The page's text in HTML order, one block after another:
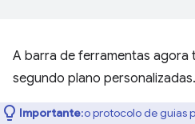
A barra de ferramentas agora
segundo plano personalizadas.
Importante:o protocolo de guias